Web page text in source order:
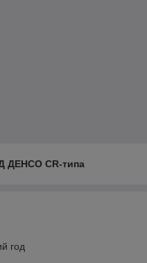
ДЕНСО CR-типа
год